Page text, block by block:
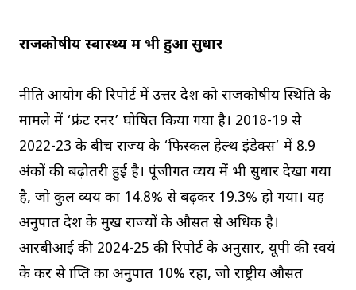
राजकोषीय स्वास्थ्य में भी हुआ सुधार
नीति आयोग की रिपोर्ट में उत्तर प्रदेश को राजकोषीय स्थिति के
मामले में ‘फ्रंट रनर’ घोषित किया गया है। 2018-19 से
2022-23 के बीच राज्य के ‘फिस्कल हेल्थ इंडेक्स’ में 8.9
अंकों की बढ़ोतरी हुई है। पूंजीगत व्यय में भी सुधार देखा गया
है, जो कुल व्यय का 14.8% से बढ़कर 19.3% हो गया। यह
अनुपात देश के प्रमुख राज्यों के औसत से अधिक है।
आरबीआई की 2024-25 की रिपोर्ट के अनुसार, यूपी की स्वयं
के कर से प्राप्ति का अनुपात 10% रहा, जो राष्ट्रीय औसत